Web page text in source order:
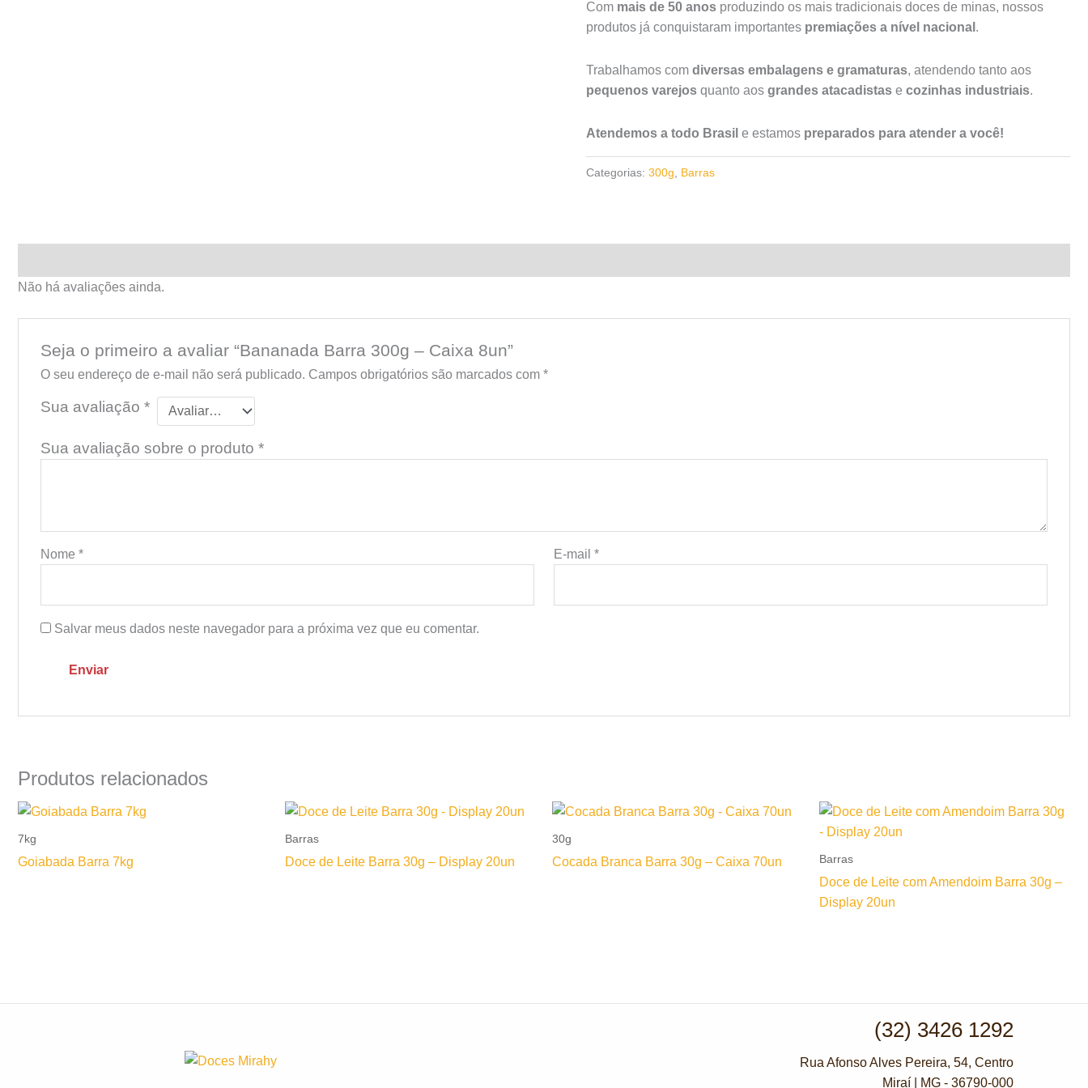
Com mais de 50 anos produzindo os mais tradicionais doces de minas, nossos
produtos já conquistaram importantes premiações a nível nacional .
Trabalhamos com diversas embalagens e gramaturas, atendendo tanto aos
pequenos varejos quanto aos grandes atacadistas e cozinhas industriais.
Atendemos a todo Brasil e estamos preparados para atender a você!
Categorias: 300g Barras
Não há avaliações ainda.
Seja o primeiro a avaliar “Bananada Barra 300g – Caixa 8un”
O seu endereço de e-mail não será publicado. Campos obrigatórios são marcados com *
Sua avaliação *
Sua avaliação sobre o produto *
Nome * E-mail*
Salvar meus dados neste navegador para a próxima vez que eu comentar.
Produtos relacionados
7kg
Goiabada Barra 7kg
Barras
Doce de Leite Barra 30g – Display 20un
30g
Cocada Branca Barra 30g – Caixa 70un Barras
Doce de Leite com Amendoim Barra 30g –
Display 20un
(32) 3426 1292
Rua Afonso Alves Pereira, 54, Centro
Miraí | MG - 36790-000